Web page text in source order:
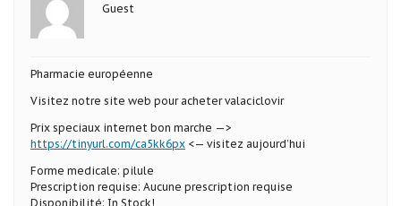
Guest
Pharmacie européenne
Visitez notre site web pour acheter valaciclovir
Prix speciaux internet bon marche —>
https://tinyurl.com/ca5kk6px <— visitez aujourd’hui
Forme medicale: pilule
Prescription requise: Aucune prescription requise
Disponibilité: In Stock!